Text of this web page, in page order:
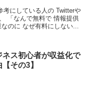
考にしている人の Twitterや
「なんで無料で 情報提供
のに なぜ有料にしない...
ネス初心者が収益化で
その3】